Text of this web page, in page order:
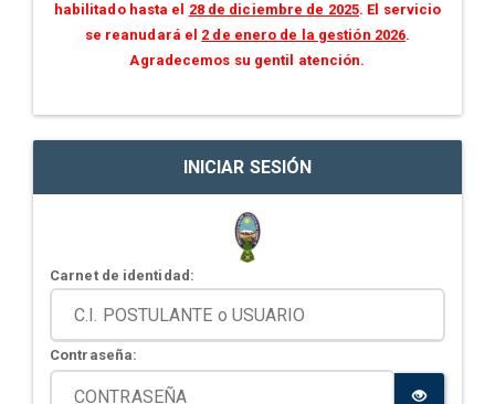
habilitado hasta el 28 de diciembre de 2025. El servicio
se reanudará el 2 de enero de la gestión 2026.
Agradecemos su gentil atención.
INICIAR SESIÓN
Carnet de identidad:
Contraseña: